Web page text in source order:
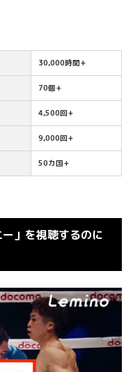
30,000時間+
70個+
4,500回+
9,000回+
50カ国+
」を視聴するのに